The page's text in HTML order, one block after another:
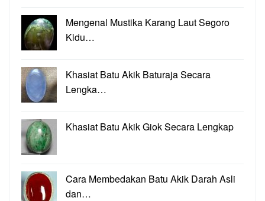
Mengenal Mustika Karang Laut Segoro
Kidu…
Khasiat Batu Akik Baturaja Secara
Lengka…
Khasiat Batu Akik Giok Secara Lengkap
Cara Membedakan Batu Akik Darah Asli
dan…